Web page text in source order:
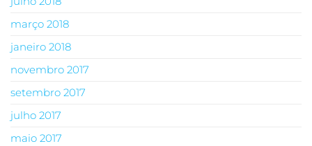
março 2018
janeiro 2018
novembro 2017
setembro 2017
julho 2017
maio 2017